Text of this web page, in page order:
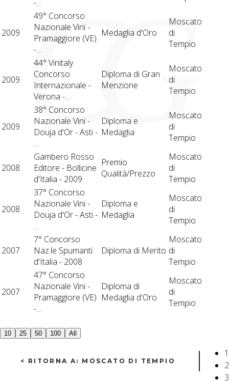
G
C
-…
2009
49° Concorso
Nazionale Vini -
Pramaggiore (VE)
-…
Medaglia d'Oro
Moscato
di
Tempio
2009
44° Vinitaly
Concorso
Internazionale -
Verona -…
Diploma di Gran
Menzione
Moscato
di
Tempio
2009
38° Concorso
Nazionale Vini -
Douja d'Or - Asti -
…
Diploma e
Medaglia
Moscato
di
Tempio
2008
Gambero Rosso
Editore - Bollicine
d'Italia - 2009
Premio
Qualità/Prezzo
Moscato
di
Tempio
2008
37° Concorso
Nazionale Vini -
Douja d'Or - Asti -
…
Diploma e
Medaglia
Moscato
di
Tempio
2007
7° Concorso
Naz.le Spumanti
d'Italia - 2008
Diploma di Merito
Moscato
di
Tempio
2007
47° Concorso
Nazionale Vini -
Pramaggiore (VE)
-…
Diploma di
Medaglia d'Oro
Moscato
di
Tempio
10 25 50 100 All
1
2
3
< RITORNA A: MOSCATO DI TEMPIO